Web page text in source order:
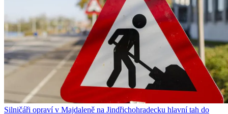
Silničáři opraví v Majdaleně na Jindřichohradecku hlavní tah do